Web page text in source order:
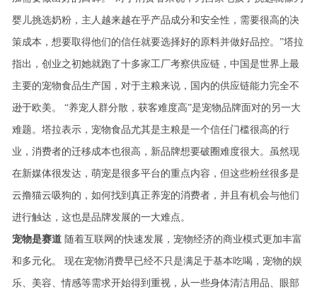
婴儿挑选奶粉，主人越来越在乎产品成分和安全性，需要很高的决
策成本，想要取得他们的信任就要选择好的原料并做好品控。”塔拉
指出，创业之初她就跑了十多家工厂考察供应链，中国是世界上最
主要的宠物食品生产国，对于主粮来说，国内的供应链能力完全不
逊于欧美。 “养宠人群分散，获客难度高”是宠物品牌面对的另一大
难题。塔拉表示，宠物食品尤其是主粮是一个信任门槛很高的行
业，消费者的迁移成本也很高，新品牌想要破圈难度很大。虽然现
在新媒体很发达，萌宠是很多平台的重点内容，但这些粉丝很多是
云撸猫云吸狗的，如何找到真正养宠的消费者，并且有机会与他们
进行触达，这也是品牌发展的一大难点。
宠物是赛道 随着互联网的快速发展，宠物经济的商业模式更加丰富
和多元化。 现在宠物消费早已经不只是满足于基本吃喝，宠物的娱
乐、美容、情感等需求开始得到重视，从一些身体清洁用品、眼部